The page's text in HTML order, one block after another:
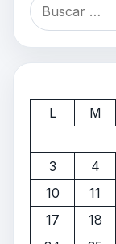
L
M
3
4
10
11
17
18